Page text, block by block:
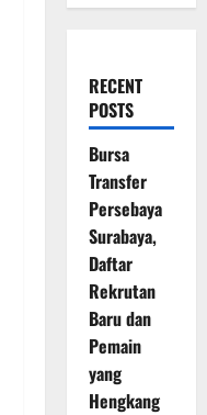
RECENT
POSTS
Bursa
Transfer
Persebaya
Surabaya,
Daftar
Rekrutan
Baru dan
Pemain
yang
Hengkang